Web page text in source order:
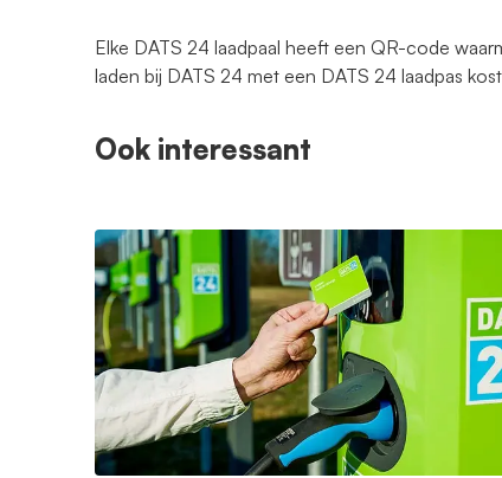
Elke DATS 24 laadpaal heeft een QR-code
laden bij DATS 24 met een DATS 24 laadpas
Ook interessant